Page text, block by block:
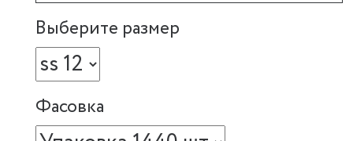
Выберите размер
Фасовка